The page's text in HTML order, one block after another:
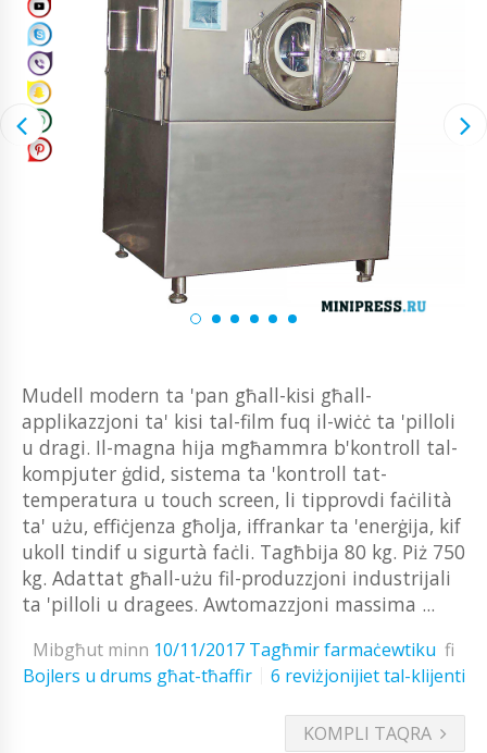
Mudell modern ta 'pan għall-kisi għall-
applikazzjoni ta' kisi tal-film fuq il-wiċċ ta 'pilloli
u dragi. Il-magna hija mgħammra b'kontroll tal-
kompjuter ġdid, sistema ta 'kontroll tat-
temperatura u touch screen, li tipprovdi faċilità
ta' użu, effiċjenza għolja, iffrankar ta 'enerġija, kif
ukoll tindif u sigurtà faċli. Tagħbija 80 kg. Piż 750
kg. Adattat għall-użu fil-produzzjoni industrijali
ta 'pilloli u dragees. Awtomazzjoni massima ...
Mibgħut minn 10/11/2017 Tagħmir farmaċewtiku fi
Bojlers u drums għat-tħaffir
6 reviżjonijiet tal-klijenti
KOMPLI TAQRA